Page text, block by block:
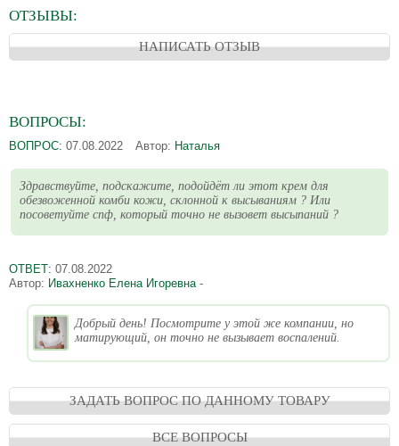
ОТЗЫВЫ:
НАПИСАТЬ ОТЗЫВ
ВОПРОСЫ:
ВОПРОС: 07.08.2022 Автор: Наталья
Здравствуйте, подскажите, подойдёт ли этот крем для
обезвоженной комби кожи, склонной к высываниям ? Или
посоветуйте спф, который точно не вызовет высыпаний ?
ОТВЕТ: 07.08.2022
Автор: Ивахненко Елена Игоревна-
Добрый день! Посмотрите у этой же компании, но
матирующий, он точно не вызывает воспалений.
ЗАДАТЬ ВОПРОС ПО ДАННОМУ ТОВАРУ
ВСЕ ВОПРОСЫ